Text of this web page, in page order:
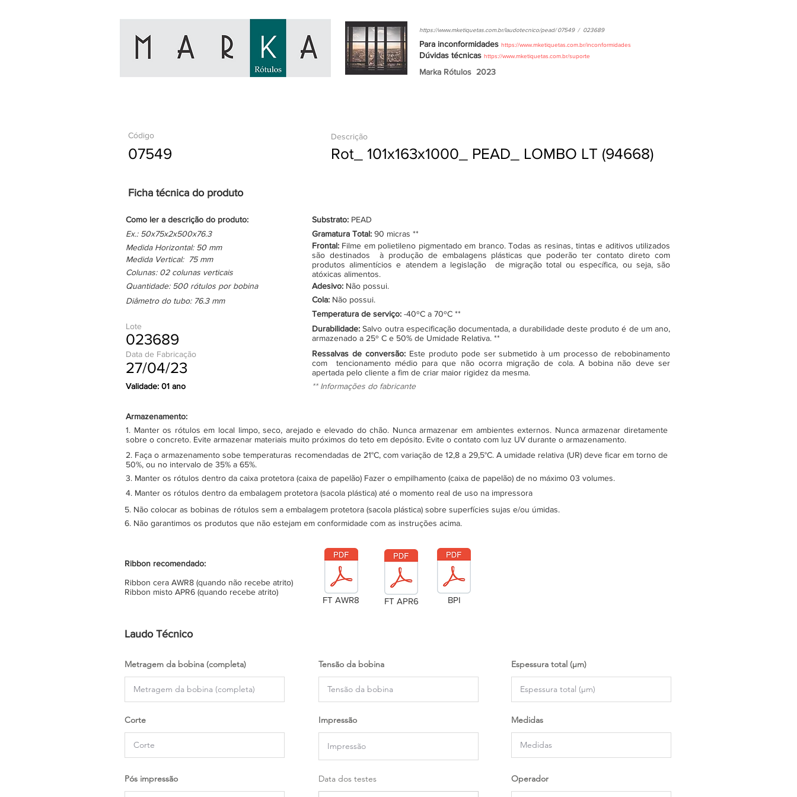
https://www.mketiquetas.com.br/laudotecnico/pead/ 07549 / 023689
Para inconformidades https://www.mketiquetas.com.br/inconformidades
Dúvidas técnicas https://www.mketiquetas.com.br/suporte
Marka Rótulos 2023
Código
07549
Descrição
Rot_ 101x163x1000_ PEAD_ LOMBO LT (94668)
Ficha técnica do produto
Como ler a descrição do produto: Substrato: PEAD
Ex.: 50x75x2x500x76.3
Medida Horizontal: 50 mm
Medida Vertical: 75 mm
Colunas: 02 colunas verticais
Quantidade: 500 rótulos por bobina
Gramatura Total: 90 micras **
Frontal: Filme em polietileno pigmentado em branco. Todas as resinas, tintas e aditivos utilizados
são destinados à produção de embalagens plásticas que poderão ter contato direto com
produtos alimentícios e atendem a legislação de migração total ou específica, ou seja, são
atóxicas alimentos.
Adesivo: Não possui.
Diâmetro do tubo: 76.3 mm
Cola: Não possui.
Temperatura de serviço: -40ºC a 70ºC **
Lote
023689
Data de Fabricação
27/04/23
Durabilidade:Salvo outra especificação documentada, a durabilidade deste produto é de um ano,
armazenado a 25º C e 50% de Umidade Relativa. **
Ressalvas de conversão: Este produto pode ser submetido à um processo de rebobinamento
com tencionamento médio para que não ocorra migração de cola. A bobina não deve ser
apertada pelo cliente a fim de criar maior rigidez da mesma.
Validade: 01 ano
** Informações do fabricante
Armazenamento:
1. Manter os rótulos em local limpo, seco, arejado e elevado do chão. Nunca armazenar em ambientes externos. Nunca armazenar diretamente
sobre o concreto. Evite armazenar materiais muito próximos do teto em depósito. Evite o contato com luz UV durante o armazenamento.
2. Faça o armazenamento sobe temperaturas recomendadas de 21°C, com variação de 12,8 a 29,5°C. A umidade relativa (UR) deve ficar em torno de
50%, ou no intervalo de 35% a 65%.
3. Manter os rótulos dentro da caixa protetora (caixa de papelão) Fazer o empilhamento (caixa de papelão) de no máximo 03 volumes.
4. Manter os rótulos dentro da embalagem protetora (sacola plástica) até o momento real de uso na impressora
5. Não colocar as bobinas de rótulos sem a embalagem protetora (sacola plástica) sobre superfícies sujas e/ou úmidas.
6. Não garantimos os produtos que não estejam em conformidade com as instruções acima.
Ribbon recomendado:
Ribbon cera AWR8 (quando não recebe atrito)
Ribbon misto APR6 (quando recebe atrito)
FT AWR8 FT APR6 BPI
Laudo Técnico
Metragem da bobina (completa)
Corte
Pós impressão
Tensão da bobina
Impressão
Data dos testes
Espessura total (µm)
Medidas
Operador